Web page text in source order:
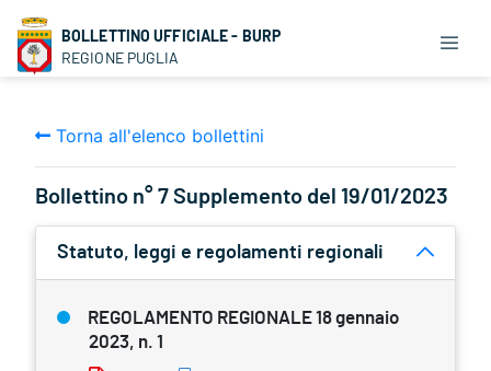
BOLLETTINO UFFICIALE - BURP
REGIONE PUGLIA
Torna all'elenco bollettini
Bollettino n° 7 Supplemento del 19/01/2023
Statuto, leggi e regolamenti regionali
REGOLAMENTO REGIONALE 18 gennaio
2023, n. 1